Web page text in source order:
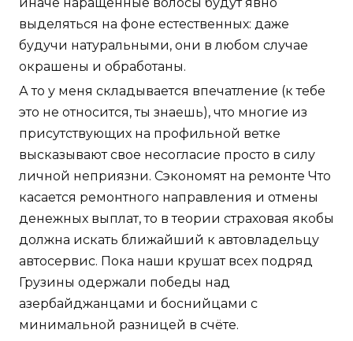
выделяться на фоне естественных: даже
будучи натуральными, они в любом случае
окрашены и обработаны.
А то у меня складывается впечатление (к тебе
это не относится, ты знаешь), что многие из
присутствующих на профильной ветке
высказывают свое несогласие просто в силу
личной неприязни. Сэкономят на ремонте Что
касается ремонтного направления и отмены
денежных выплат, то в теории страховая якобы
должна искать ближайший к автовладельцу
автосервис. Пока наши крушат всех подряд
Грузины одержали победы над
азербайджанцами и боснийцами с
минимальной разницей в счёте.